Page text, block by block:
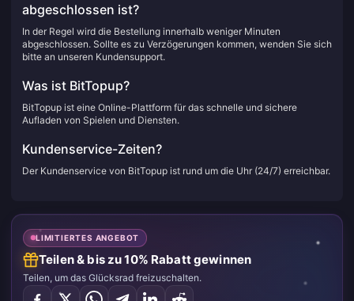
abgeschlossen ist?
In der Regel wird die Bestellung innerhalb weniger Minuten
abgeschlossen. Sollte es zu Verzögerungen kommen, wenden Sie sich
bitte an unseren Kundensupport.
Was ist BitTopup?
BitTopup ist eine Online-Plattform für das schnelle und sichere
Aufladen von Spielen und Diensten.
Kundenservice-Zeiten?
Der Kundenservice von BitTopup ist rund um die Uhr (24/7) erreichbar.
LIMITIERTES ANGEBOT
Teilen & bis zu 10% Rabatt gewinnen
Teilen, um das Glücksrad freizuschalten.